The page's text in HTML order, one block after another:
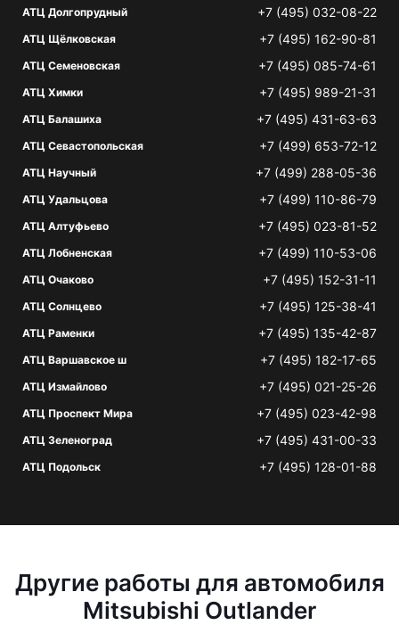
АТЦ Долгопрудный +7 (495) 032-08-22
АТЦ Щёлковская +7 (495) 162-90-81
АТЦ Семеновская +7 (495) 085-74-61
АТЦ Химки +7 (495) 989-21-31
АТЦ Балашиха +7 (495) 431-63-63
АТЦ Севастопольская +7 (499) 653-72-12
АТЦ Научный +7 (499) 288-05-36
АТЦ Удальцова +7 (499) 110-86-79
АТЦ Алтуфьево +7 (495) 023-81-52
АТЦ Лобненская +7 (499) 110-53-06
АТЦ Очаково +7 (495) 152-31-11
АТЦ Солнцево +7 (495) 125-38-41
АТЦ Раменки +7 (495) 135-42-87
АТЦ Варшавское ш +7 (495) 182-17-65
АТЦ Измайлово +7 (495) 021-25-26
АТЦ Проспект Мира +7 (495) 023-42-98
АТЦ Зеленоград +7 (495) 431-00-33
АТЦ Подольск +7 (495) 128-01-88
Другие работы для автомобиля
Mitsubishi Outlander